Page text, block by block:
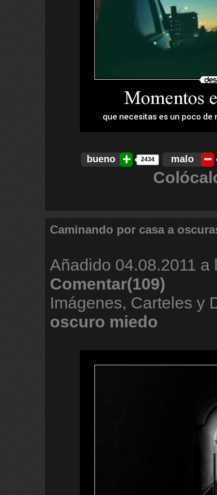
bueno 2434 malo
Caminando por casa a
Añadido 04.08.2011 a
Comentar(109)
Imágenes, Carteles y
oscuro miedo